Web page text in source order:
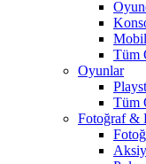
Tüm
Oyunlar
Tüm
Fotoğraf &